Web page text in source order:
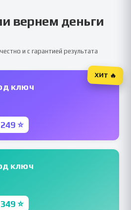
вернем деньги
и с гарантией результата
ключ
249 ⭐
ХИТ 🔥
ключ
349 ⭐